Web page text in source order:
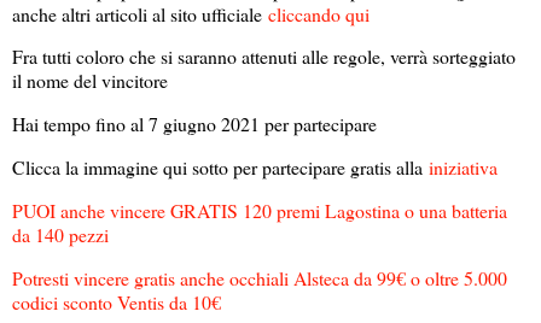
anche altri articoli al sito ufficiale cliccando qui
Fra tutti coloro che si saranno attenuti alle regole, verrà sorteggiato
il nome del vincitore
Hai tempo fino al 7 giugno 2021 per partecipare
Clicca la immagine qui sotto per partecipare gratis alla iniziativa
PUOI anche vincere GRATIS 120 premi Lagostina o una batteria
da 140 pezzi
Potresti vincere gratis anche occhiali Alsteca da 99€ o oltre 5.000
codici sconto Ventis da 10€